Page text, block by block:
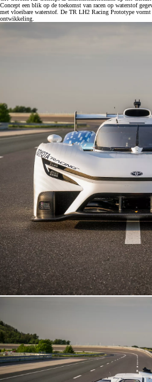
Concept een blik op de toekomst van racen op waterstof
met vloeibare waterstof. De TR LH2 Racing Prototype
ontwikkeling.